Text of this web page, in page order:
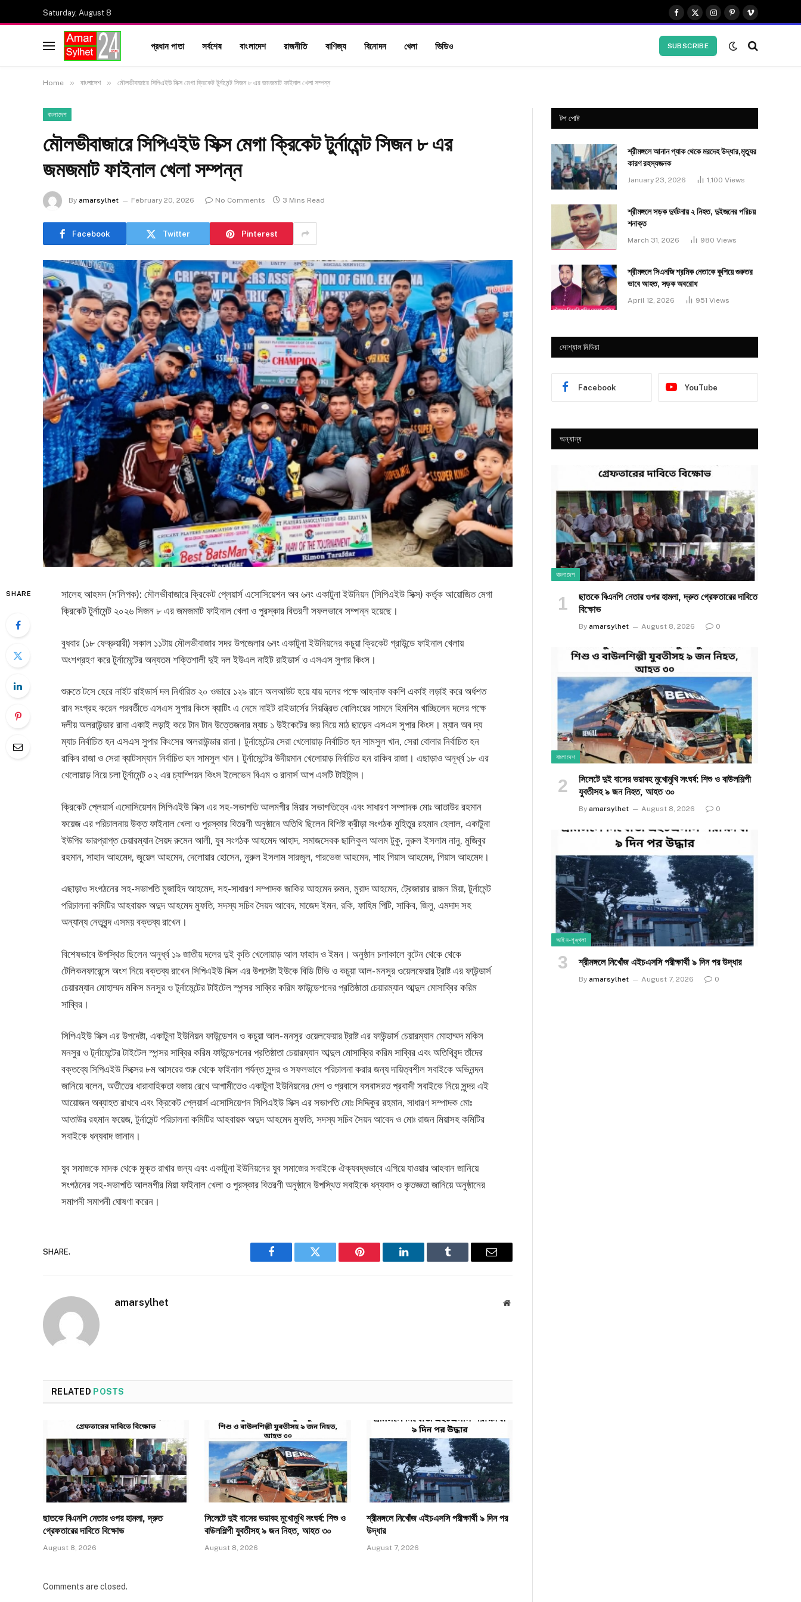
Saturday, August 8
Facebook
X
Instagram
Pinterest
Vimeo
প্রধান পাতা সর্বশেষ বাংলাদেশ রাজনীতি বাণিজ্য বিনোদন খেলা ভিডিও SUBSCRIBE
Home » বাংলাদেশ » মৌলভীবাজারে সিপিএইউ সিক্স মেগা ক্রিকেট টুর্নামেন্ট সিজন ৮ এর জমজমাট ফাইনাল খেলা সম্পন্ন
বাংলাদেশ
মৌলভীবাজারে সিপিএইউ সিক্স মেগা ক্রিকেট টুর্নামেন্ট সিজন ৮ এর
জমজমাট ফাইনাল খেলা সম্পন্ন
By amarsylhet February 20, 2026 No Comments 3 Mins Read
Facebook Twitter Pinterest
SHARE
সালেহ আহমদ (স’লিপক): মৌলভীবাজারে ক্রিকেট প্লেয়ার্স এসোসিয়েশন অব ৬নং একাটুনা ইউনিয়ন (সিপিএইউ সিক্স) কর্তৃক আয়োজিত মেগা
ক্রিকেট টুর্নামেন্ট ২০২৬ সিজন ৮ এর জমজমাট ফাইনাল খেলা ও পুরস্কার বিতরণী সফলভাবে সম্পন্ন হয়েছে।
বুধবার (১৮ ফেব্রুয়ারী) সকাল ১১টায় মৌলভীবাজার সদর উপজেলার ৬নং একাটুনা ইউনিয়নের কচুয়া ক্রিকেট গ্রাউন্ডে ফাইনাল খেলায়
অংশগ্রহণ করে টুর্নামেন্টের অন্যতম শক্তিশালী দুই দল ইউএল নাইট রাইডার্স ও এসএস সুপার কিংস।
শুরুতে টসে হেরে নাইট রাইডার্স দল নির্ধারিত ২০ ওভারে ১২৯ রানে অলআউট হয়ে যায় দলের পক্ষে আহনাফ বকশি একাই লড়াই করে অর্ধশত
রান সংগ্রহ করেন পরবর্তীতে এসএস সুপার কিংস ব্যাটিং এ নেমে নাইট রাইডার্সের নিয়ন্ত্রিত বোলিংয়ের সামনে হিমশিম খাচ্ছিলেন দলের পক্ষে
দলীয় অলরাউন্ডার রানা একাই লড়াই করে টান টান উত্তেজনার ম্যাচ ১ উইকেটের জয় নিয়ে মাঠ ছাড়েন এসএস সুপার কিংস। ম্যান অব দ্য
ম্যাচ নির্বাচিত হন এসএস সুপার কিংসের অলরাউন্ডার রানা। টুর্নামেন্টের সেরা খেলোয়াড় নির্বাচিত হন সামসুল খান, সেরা বোলার নির্বাচিত হন
রাকিব রাজা ও সেরা ব্যাটসম্যান নির্বাচিত হন সামসুল খান। টুর্নামেন্টের উদীয়মান খেলোয়াড় নির্বাচিত হন রাকিব রাজা। এছাড়াও অনূর্ধ্ব ১৮ এর
খেলোয়াড় নিয়ে চলা টুর্নামেন্ট ০২ এর চ্যাম্পিয়ন কিংস ইলেভেন বিএম ও রানার্স আপ এসটি টাইটান্স।
ক্রিকেট প্লেয়ার্স এসোসিয়েশন সিপিএইউ সিক্স এর সহ-সভাপতি আলমগীর মিয়ার সভাপতিত্বে এবং সাধারণ সম্পাদক মোঃ আতাউর রহমান
ফয়েজ এর পরিচালনায় উক্ত ফাইনাল খেলা ও পুরস্কার বিতরণী অনুষ্ঠানে অতিথি ছিলেন বিশিষ্ট ক্রীড়া সংগঠক মুহিতুর রহমান হেলাল, একাটুনা
ইউপির ভারপ্রাপ্ত চেয়ারম্যান সৈয়দ রুমেন আলী, যুব সংগঠক আহমেদ আহাদ, সমাজসেবক ছালিকুল আলম টুকু, নুরুল ইসলাম নানু, মুজিবুর
রহমান, সাহাদ আহমেদ, জুয়েল আহমেদ, দেলোয়ার হোসেন, নুরুল ইসলাম সারজুল, পারভেজ আহমেদ, শাহ গিয়াস আহমেদ, গিয়াস আহমেদ।
এছাড়াও সংগঠনের সহ-সভাপতি মুজাহিদ আহমেদ, সহ-সাধারণ সম্পাদক জাকির আহমেদ রুমন, মুরাদ আহমেদ, ট্রেজারার রাজন মিয়া, টুর্নামেন্ট
পরিচালনা কমিটির আহবায়ক অদুদ আহমেদ মুফতি, সদস্য সচিব সৈয়দ আবেদ, মাজেদ ইমন, রকি, ফাহিম পিটি, সাকিব, জিলু, এমদাদ সহ
অন্যান্য নেতৃবৃন্দ এসময় বক্তব্য রাখেন।
বিশেষভাবে উপস্থিত ছিলেন অনুর্ধ্ব ১৯ জাতীয় দলের দুই কৃতি খেলোয়াড় আল ফাহাদ ও ইমন। অনুষ্ঠান চলাকালে বৃটেন থেকে থেকে
টেলিকনফারেন্সে অংশ নিয়ে বক্তব্য রাখেন সিপিএইউ সিক্স এর উপদেষ্টা ইউকে বিডি টিভি ও কচুয়া আল- মনসুর ওয়েলফেয়ার ট্রাষ্ট এর ফাউন্ডার্স
চেয়ারম্যান মোহাম্মদ মকিস মনসুর ও টূর্নামেন্টের টাইটেল স্পন্সর সাব্বির করিম ফাউন্ডেশনের প্রতিষ্ঠাতা চেয়ারম্যান আব্দুল মোসাব্বির করিম
সাব্বির।
সিপিএইউ সিক্স এর উপদেষ্টা, একাটুনা ইউনিয়ন ফাউন্ডেশন ও কচুয়া আল- মনসুর ওয়েলফেয়ার ট্রাষ্ট এর ফাউন্ডার্স চেয়ারম্যান মোহাম্মদ মকিস
মনসুর ও টূর্নামেন্টের টাইটেল স্পন্সর সাব্বির করিম ফাউন্ডেশনের প্রতিষ্ঠাতা চেয়ারম্যান আব্দুল মোসাব্বির করিম সাব্বির এবং অতিথিবৃন্দ তাঁদের
বক্তব্যে সিপিএইউ সিক্সের ৮ম আসরের শুরু থেকে ফাইনাল পর্যন্ত সুন্দর ও সফলভাবে পরিচালনা করার জন্য দায়িত্বশীল সবাইকে অভিনন্দন
জানিয়ে বলেন, অতীতের ধারাবাহিকতা বজায় রেখে আগামীতেও একাটুনা ইউনিয়নের দেশ ও প্রবাসে বসবাসরত প্রবাসী সবাইকে নিয়ে সুন্দর এই
আয়োজন অব্যাহত রাখবে এবং ক্রিকেট প্লেয়ার্স এসোসিয়েশন সিপিএইউ সিক্স এর সভাপতি মোঃ সিদ্দিকুর রহমান, সাধারণ সম্পাদক মোঃ
আতাউর রহমান ফয়েজ, টুর্নামেন্ট পরিচালনা কমিটির আহবায়ক অদুদ আহমেদ মুফতি, সদস্য সচিব সৈয়দ আবেদ ও মোঃ রাজন মিয়াসহ কমিটির
সবাইকে ধন্যবাদ জানান।
যুব সমাজকে মাদক থেকে মুক্ত রাখার জন্য এবং একাটুনা ইউনিয়নের যুব সমাজের সবাইকে ঐক্যবদ্ধভাবে এগিয়ে যাওয়ার আহবান জানিয়ে
সংগঠনের সহ-সভাপতি আলমগীর মিয়া ফাইনাল খেলা ও পুরস্কার বিতরণী অনুষ্ঠানে উপস্থিত সবাইকে ধন্যবাদ ও কৃতজ্ঞতা জানিয়ে অনুষ্ঠানের
সমাপনী সমাপনী ঘোষণা করেন।
SHARE.
Facebook Twitter Pinterest LinkedIn Tumblr Email
amarsylhet Website
RELATED POSTS
ছাতকে বিএনপি নেতার ওপর হামলা, দ্রুত
গ্রেফতারের দাবিতে বিক্ষোভ
August 8, 2026
সিলেটে দুই বাসের ভয়াবহ মুখোমুখি সংঘর্ষ: শিশু ও
বাউলশিল্পী যুবতীসহ ৯ জন নিহত, আহত ৩০
August 8, 2026
শ্রীমঙ্গলে নিখোঁজ এইচএসসি পরীক্ষার্থী ৯ দিন পর
উদ্ধার
August 7, 2026
Comments are closed.
টপ পোষ্ট
শ্রীমঙ্গলে আনান প্যাক থেকে মরদেহ উদ্ধার,মৃত্যুর
কারণ রহস্যজনক
January 23, 2026 1,100 Views
শ্রীমঙ্গলে সড়ক দুর্ঘটনায় ২ নিহত, দুইজনের পরিচয়
শনাক্ত
March 31, 2026 980 Views
শ্রীমঙ্গলে সিএনজি শ্রমিক নেতাকে কুপিয়ে গুরুতর
ভাবে আহত, সড়ক অবরোধ
April 12, 2026 951 Views
সোশ্যাল মিডিয়া
Facebook YouTube
অন্যান্য
বাংলাদেশ
ছাতকে বিএনপি নেতার ওপর হামলা, দ্রুত গ্রেফতারের দাবিতে
বিক্ষোভ
By amarsylhet August 8, 2026 0
বাংলাদেশ
সিলেটে দুই বাসের ভয়াবহ মুখোমুখি সংঘর্ষ: শিশু ও বাউলশিল্পী
যুবতীসহ ৯ জন নিহত, আহত ৩০
By amarsylhet August 8, 2026 0
আইন-শৃঙ্খলা
শ্রীমঙ্গলে নিখোঁজ এইচএসসি পরীক্ষার্থী ৯ দিন পর উদ্ধার
By amarsylhet August 7, 2026 0